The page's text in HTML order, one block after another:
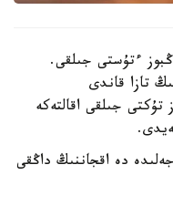
ءتۇستى جىلقى.
تازا قاندى
تۇكتى جىلقى اقالتەكە
دە اقجاننىڭ داڭقى